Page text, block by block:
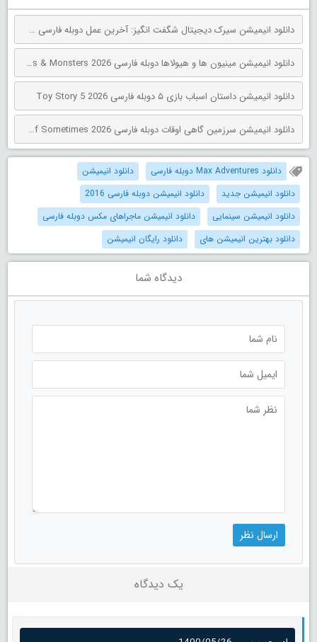
دانلود انیمیشن سیرک دیجیتال شگفت انگیز: آخرین عمل دوبله فارسی The Amazing Digital Circus: The Last Act 2026
دانلود انیمیشن مینیون‌ ها و هیولاها دوبله فارسی Minions & Monsters 2026
دانلود انیمیشن داستان اسباب بازی ۵ دوبله فارسی Toy Story 5 2026
دانلود انیمیشن سرزمین گاهی اوقات دوبله فارسی The Land of Sometimes 2026
دانلود Max Adventures دوبله فارسی
دانلود انیمیشن
دانلود انیمیشن جدید
دانلود انیمیشن دوبله فارسی 2016
دانلود انیمیشن سینمایی
دانلود انیمیشن ماجراهای مکس دوبله فارسی
دانلود بهترین انیمیشن های
دانلود رایگان انیمیشن
دیدگاه شما
یک دیدگاه